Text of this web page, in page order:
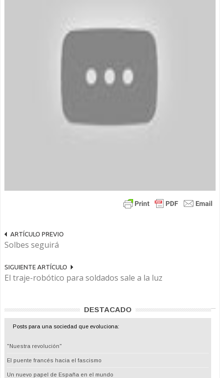
ARTÍCULO PREVIO
Solbes seguirá
SIGUIENTE ARTÍCULO
El traje-robótico para soldados sale a la luz
DESTACADO
Posts para una sociedad que evoluciona:
"Nuestra revolución"
El puente francés hacia el fascismo
Un nuevo papel de España en el mundo